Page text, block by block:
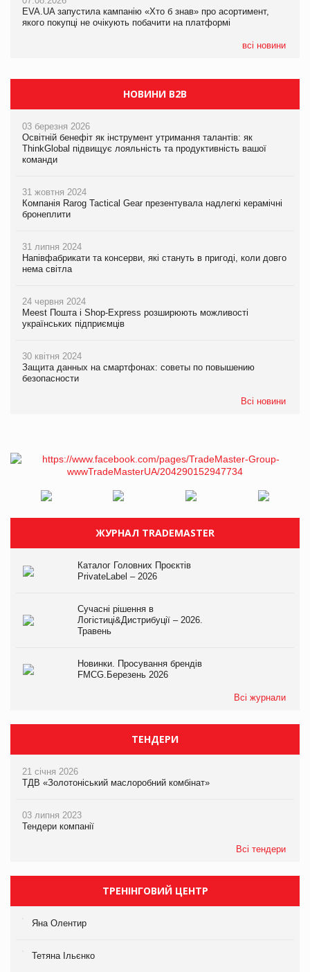
EVA.UA запустила кампанію «Хто б знав» про асортимент,
якого покупці не очікують побачити на платформі
всі новини
EVA.UA запустила кампанію «Хто б знав» про асортимент,
якого покупці не очікують побачити на платформі
НОВИНИ B2B
03 березня 2026
Освітній бенефіт як інструмент утримання талантів: як
ThinkGlobal підвищує лояльність та продуктивність вашої
команди
31 жовтня 2024
Компанія Rarog Tactical Gear презентувала надлегкі керамічні
бронеплити
31 липня 2024
Напівфабрикати та консерви, які стануть в пригоді, коли довго
нема світла
24 червня 2024
Meest Пошта і Shop-Express розширюють можливості
українських підприємців
30 квітня 2024
Защита данных на смартфонах: советы по повышению
безопасности
Всі новини
ЖУРНАЛ TRADEMASTER
Каталог Головних Проєктів
PrivateLabel – 2026
Сучасні рішення в
Логістиці&Дистрибуції – 2026.
Травень
Новинки. Просування брендів
FMCG.Березень 2026
Всі журнали
ТЕНДЕРИ
21 січня 2026
ТДВ «Золотоніський маслоробний комбінат»
03 липня 2023
Тендери компанії
Всі тендери
ТРЕНІНГОВИЙ ЦЕНТР
Яна Олентир
Тетяна Ільєнко